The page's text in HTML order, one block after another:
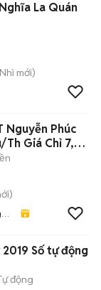
La Quán
mới)
Nguyễn Phúc
Th Giá Chỉ 7,3
Số tự động
động